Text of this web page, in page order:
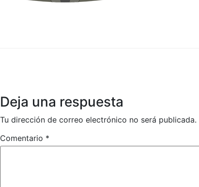
Deja una respuesta
Tu dirección de correo electrónico no será publicada.
Comentario *